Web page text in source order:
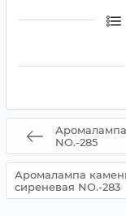
NO.-285
Аромалампа
сиреневая NO.-283